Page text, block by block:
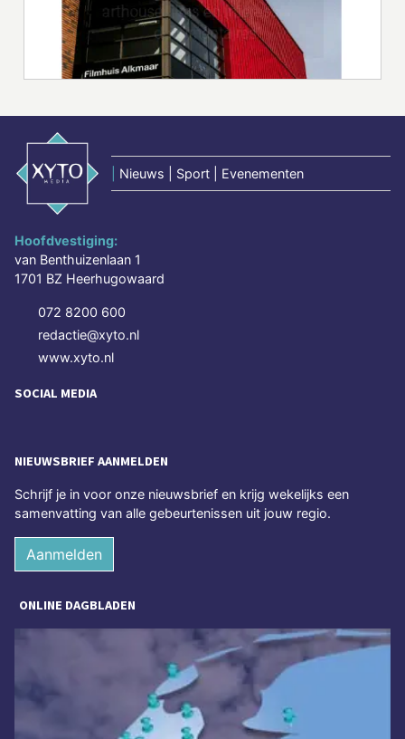
Nieuws | Sport | Evenementen
Hoofdvestiging:
van Benthuizenlaan 1
1701 BZ Heerhugowaard
072 8200 600
redactie@xyto.nl
www.xyto.nl
SOCIAL MEDIA
NIEUWSBRIEF AANMELDEN
Schrijf je in voor onze nieuwsbrief en krijg wekelijks een
samenvatting van alle gebeurtenissen uit jouw regio.
Aanmelden
ONLINE DAGBLADEN